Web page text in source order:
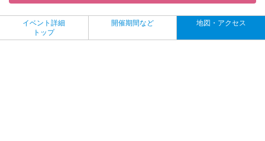
イベント詳細
トップ
開催期間など 地図・アクセス